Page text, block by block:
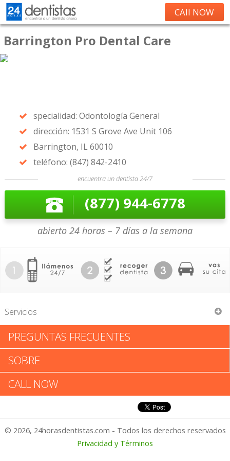
CAll NOW
Barrington Pro Dental Care
specialidad: Odontología General
dirección: 1531 S Grove Ave Unit 106
Barrington, IL 60010
teléfono: (847) 842-2410
encuentra un dentista 24/7
(877) 944-6778
abierto 24 horas – 7 días a la semana
Servicios
Barrington Pro Dental Care
Barrington Pro Dental Care:
Califica tu Experiencia
1 – No Feliz
PREGUNTAS FRECUENTES
SOBRE
CALL NOW
© 2026, 24horasdentistas.com - Todos los derechos reservados
Privacidad y Términos